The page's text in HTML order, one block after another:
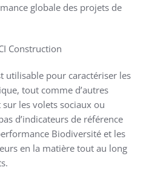
globale des projets de
Construction
utilisable pour caractériser les
tout comme d’autres
les volets sociaux ou
d’indicateurs de référence
Biodiversité et les
en la matière tout au long